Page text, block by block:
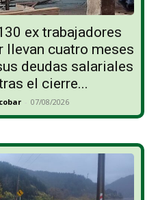
ex trabajadores
llevan cuatro meses
deudas salariales
el cierre...
- 07/08/2026